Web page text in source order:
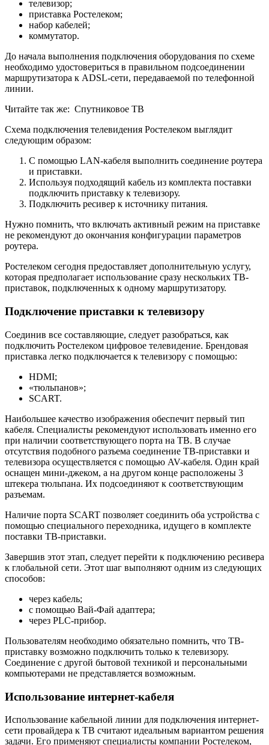
телевизор;
приставка Ростелеком;
набор кабелей;
коммутатор.
До начала выполнения подключения оборудования по схеме
необходимо удостовериться в правильном подсоединении
маршрутизатора к ADSL-сети, передаваемой по телефонной
линии.
Читайте так же: Спутниковое ТВ
Схема подключения телевидения Ростелеком выглядит
следующим образом:
С помощью LAN-кабеля выполнить соединение роутера
и приставки.
Используя подходящий кабель из комплекта поставки
подключить приставку к телевизору.
Подключить ресивер к источнику питания.
Нужно помнить, что включать активный режим на приставке
не рекомендуют до окончания конфигурации параметров
роутера.
Ростелеком сегодня предоставляет дополнительную услугу,
которая предполагает использование сразу нескольких ТВ-
приставок, подключенных к одному маршрутизатору.
Подключение приставки к телевизору
Соединив все составляющие, следует разобраться, как
подключить Ростелеком цифровое телевидение. Брендовая
приставка легко подключается к телевизору с помощью:
HDMI;
«тюльпанов»;
SCART.
Наибольшее качество изображения обеспечит первый тип
кабеля. Специалисты рекомендуют использовать именно его
при наличии соответствующего порта на ТВ. В случае
отсутствия подобного разъема соединение ТВ-приставки и
телевизора осуществляется с помощью AV-кабеля. Один край
оснащен мини-джеком, а на другом конце расположены 3
штекера тюльпана. Их подсоединяют к соответствующим
разъемам.
Наличие порта SCART позволяет соединить оба устройства с
помощью специального переходника, идущего в комплекте
поставки ТВ-приставки.
Завершив этот этап, следует перейти к подключению ресивера
к глобальной сети. Этот шаг выполняют одним из следующих
способов:
через кабель;
с помощью Вай-Фай адаптера;
через PLC-прибор.
Пользователям необходимо обязательно помнить, что ТВ-
приставку возможно подключить только к телевизору.
Соединение с другой бытовой техникой и персональными
компьютерами не представляется возможным.
Использование интернет-кабеля
Использование кабельной линии для подключения интернет-
сети провайдера к ТВ считают идеальным вариантом решения
задачи. Его применяют специалисты компании Ростелеком,